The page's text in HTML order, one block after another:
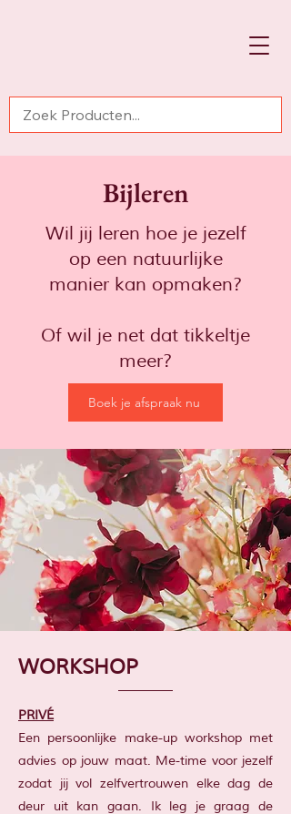
Bijleren
Wil jij leren hoe je jezelf
op een natuurlijke
manier kan opmaken?
Of wil je net dat tikkeltje
meer?
Boek je afspraak nu
WORKSHOP
PRIVÉ
Een persoonlijke make-up workshop met
advies op jouw maat. Me-time voor jezelf
zodat jij vol zelfvertrouwen elke dag de
deur uit kan gaan. Ik leg je graag de